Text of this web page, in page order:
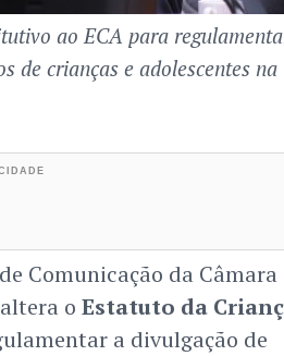
ao ECA para
de crianças e adolescentes na
Comunicação da Câmara
o Estatuto da
a divulgação de